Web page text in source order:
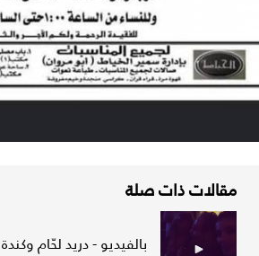
مقالات ذات صلة
بالفيديو - دريد لحّام